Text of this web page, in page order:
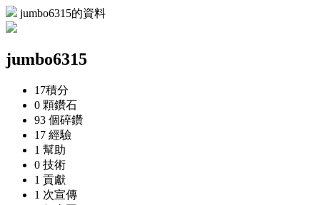
jumbo6315的資料
jumbo6315
17積分
0 顆鑽石
93 個碎鑽
17 經驗
1 幫助
0 技術
1 貢獻
1 次宣傳